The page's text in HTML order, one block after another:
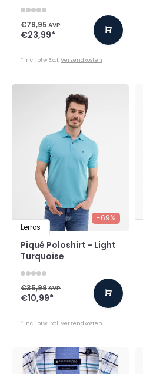
€79,95AVP
€23,99*
* Incl. btw Excl.Verzendkosten
-69%
Lerros
Piqué Poloshirt - Light
Turquoise
€35,99AVP
€10,99*
* Incl. btw Excl.Verzendkosten